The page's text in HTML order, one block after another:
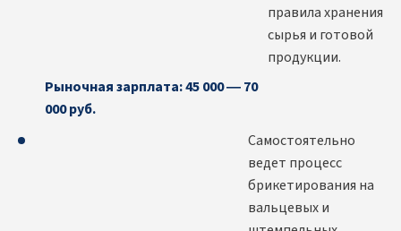
правила хранения
сырья и готовой
продукции.
Рыночная зарплата: 45 000 — 70
000 руб.
Самостоятельно
ведет процесс
брикетирования на
вальцевых и